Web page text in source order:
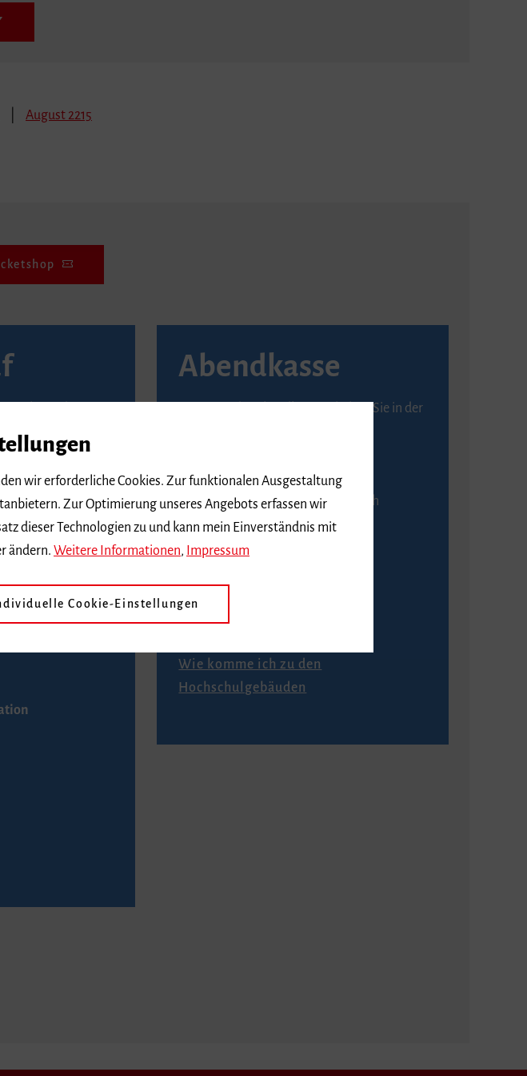
August 2215
.
sind
Abendkasse
Karten an der Abendkasse erhalten Sie in der
An der Abendkasse ist ausschließlich
Barzahlung möglich.
Anfahrt
Wie komme ich zu den
Hochschulgebäuden
wir erforderliche Cookies. Zur funktionalen Ausgestaltung
Zur Optimierung unseres Angebots erfassen wir
dieser Technologien zu und kann mein Einverständnis mit
ändern. Weitere Informationen, Impressum
Cookie-Einstellungen